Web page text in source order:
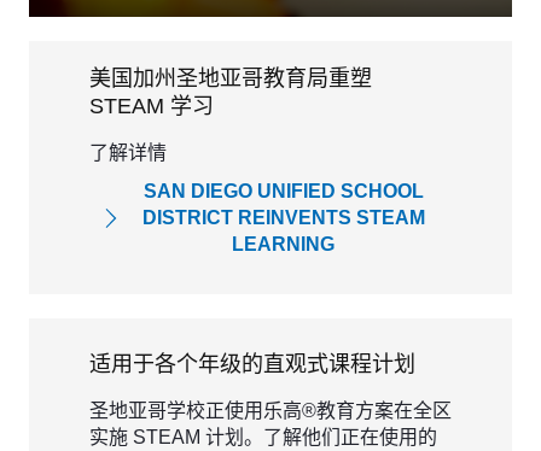
美国加州圣地亚哥教育局重塑
STEAM 学习
了解详情
SAN DIEGO UNIFIED SCHOOL
DISTRICT REINVENTS STEAM
LEARNING
适用于各个年级的直观式课程计划
圣地亚哥学校正使用乐高®教育方案在全区
实施 STEAM 计划。了解他们正在使用的